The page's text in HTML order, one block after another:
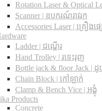
Rotation Laser & Optical
Scanner | ឧបករណ៍រាវរក
Accessories Laser | គ្រឿងផ្
Ladder | ជណ្តើរ
Hand Trolley | រទេះរុញ
Bottle jack & floor Jack​ |
Chain Block | កៅឡាក់
Clamp & Bench Vice | អង្គុំ
Products
Concrete